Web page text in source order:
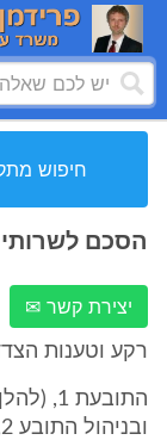
חיפוש
הסכם
יצירת קשר ✉
רקע וטענות